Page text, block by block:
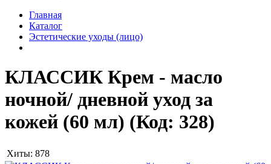
Главная
Каталог
Эстетические уходы (лицо)
КЛАССИК Крем - масло
ночной/ дневной уход за
кожей (60 мл) (Код: 328)
Хиты: 878